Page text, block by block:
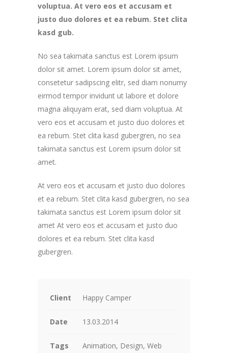
voluptua. At vero eos et accusam et
justo duo dolores et ea rebum. Stet clita
kasd gub.
No sea takimata sanctus est Lorem ipsum
dolor sit amet. Lorem ipsum dolor sit amet,
consetetur sadipscing elitr, sed diam nonumy
eirmod tempor invidunt ut labore et dolore
magna aliquyam erat, sed diam voluptua. At
vero eos et accusam et justo duo dolores et
ea rebum. Stet clita kasd gubergren, no sea
takimata sanctus est Lorem ipsum dolor sit
amet.
At vero eos et accusam et justo duo dolores
et ea rebum. Stet clita kasd gubergren, no sea
takimata sanctus est Lorem ipsum dolor sit
amet At vero eos et accusam et justo duo
dolores et ea rebum. Stet clita kasd
gubergren.
Client Happy Camper
Date 13.03.2014
Tags
Animation, Design, Web